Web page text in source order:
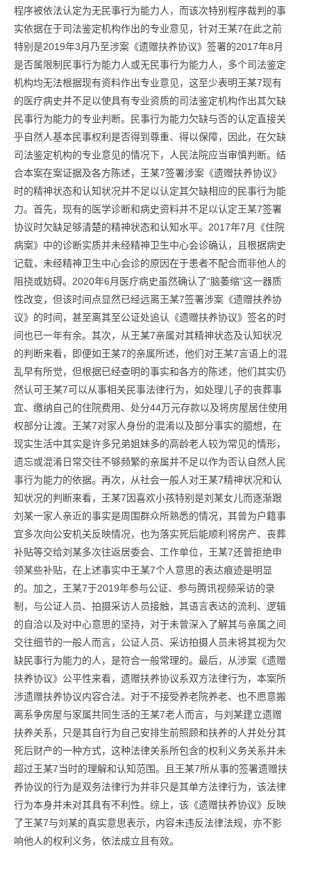
程序被依法认定为无民事行为能力人，而该次特别程序裁判的事
实依据在于司法鉴定机构作出的专业意见，针对王某7在此之前
特别是2019年3月乃至涉案《遗赠扶养协议》签署的2017年8月
是否属限制民事行为能力人或无民事行为能力人，多个司法鉴定
机构均无法根据现有资料作出专业意见，这至少表明王某7现有
的医疗病史并不足以使具有专业资质的司法鉴定机构作出其欠缺
民事行为能力的专业判断。民事行为能力欠缺与否的认定直接关
乎自然人基本民事权利是否得到尊重、得以保障，因此，在欠缺
司法鉴定机构的专业意见的情况下，人民法院应当审慎判断。结
合本案在案证据及各方陈述，王某7签署涉案《遗赠扶养协议》
时的精神状态和认知状况并不足以认定其欠缺相应的民事行为能
力。首先，现有的医学诊断和病史资料并不足以认定王某7签署
协议时欠缺足够清楚的精神状态和认知水平。2017年7月《住院
病案》中的诊断实质并未经精神卫生中心会诊确认，且根据病史
记载，未经精神卫生中心会诊的原因在于患者不配合而非他人的
阻挠或妨碍。2020年6月医疗病史虽然确认了“脑萎缩”这一器质
性改变，但该时间点显然已经远离王某7签署涉案《遗赠扶养协
议》的时间，甚至离其至公证处追认《遗赠扶养协议》签名的时
间也已一年有余。其次，从王某7亲属对其精神状态及认知状况
的判断来看，即便如王某7的亲属所述，他们对王某7言语上的混
乱早有所觉，但根据已经查明的事实和各方的陈述，他们其实仍
然认可王某7可以从事相关民事法律行为，如处理儿子的丧葬事
宜、缴纳自己的住院费用、处分44万元存款以及将房屋居住使用
权部分让渡。王某7对家人身份的混淆以及部分事实的臆想，在
现实生活中其实是许多兄弟姐妹多的高龄老人较为常见的情形，
遗忘或混淆日常交往不够频繁的亲属并不足以作为否认自然人民
事行为能力的依据。再次，从社会一般人对王某7精神状况和认
知状况的判断来看，王某7因喜欢小孩特别是刘某女儿而逐渐跟
刘某一家人亲近的事实是周围群众所熟悉的情况，其曾为户籍事
宜多次向公安机关反映情况，也为落实死后能顺利将房产、丧葬
补贴等交给刘某多次往返居委会、工作单位，王某7还曾拒绝申
领某些补贴，在上述事实中王某7个人意思的表达痕迹是明显
的。加之，王某7于2019年参与公证、参与腾讯视频采访的录
制，与公证人员、拍摄采访人员接触，其语言表达的流利、逻辑
的自洽以及对中心意思的坚持，对于未曾深入了解其与亲属之间
交往细节的一般人而言，公证人员、采访拍摄人员未将其视为欠
缺民事行为能力的人，是符合一般常理的。最后，从涉案《遗赠
扶养协议》公平性来看，遗赠扶养协议系双方法律行为，本案所
涉遗赠扶养协议内容合法。对于不接受养老院养老、也不愿意搬
离系争房屋与家属共同生活的王某7老人而言，与刘某建立遗赠
扶养关系，只是其自行为自己安排生前照顾和扶养的人并处分其
死后财产的一种方式，这种法律关系所包含的权利义务关系并未
超过王某7当时的理解和认知范围。且王某7所从事的签署遗赠扶
养协议的行为是双务法律行为并非只是其单方法律行为，该法律
行为本身并未对其具有不利性。综上，该《遗赠扶养协议》反映
了王某7与刘某的真实意思表示，内容未违反法律法规，亦不影
响他人的权利义务，依法成立且有效。